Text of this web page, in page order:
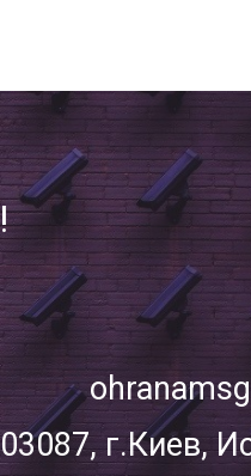
03087, г.Киев,